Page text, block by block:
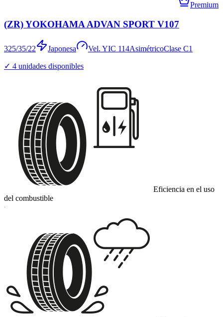
Premium
(ZR) YOKOHAMA ADVAN SPORT V107
325/35/22 Japonesa Vel. YIC 114AsimétricoClase C1
✓ 4 unidades disponibles
Eficiencia en el uso
del combustible
C